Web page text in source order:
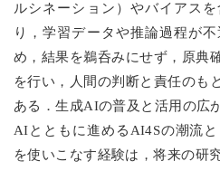
ルシネーション）やバイアス
り，学習データや推論過程が
め，結果を鵜呑みにせず，原典
を行い，人間の判断と責任のも
ある．生成AIの普及と活用の広
AIとともに進めるAI4Sの潮流
を使いこなす経験は，将来の研